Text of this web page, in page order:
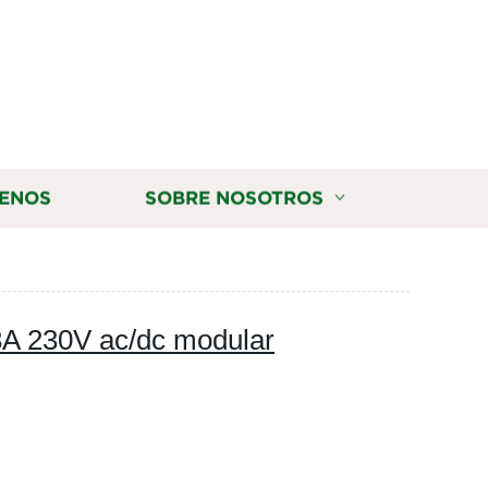
SOBRE NOSOTROS
230V ac/dc modular